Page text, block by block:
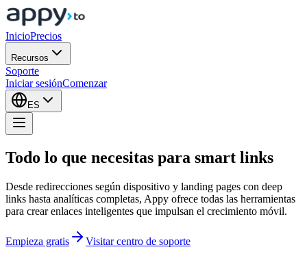
InicioPrecios
Recursos
Soporte
Iniciar sesiónComenzar
ES
Todo lo que necesitas para smart links
Desde redirecciones según dispositivo y landing pages con deep
links hasta analíticas completas, Appy ofrece todas las herramientas
para crear enlaces inteligentes que impulsan el crecimiento móvil.
Empieza gratis Visitar centro de soporte